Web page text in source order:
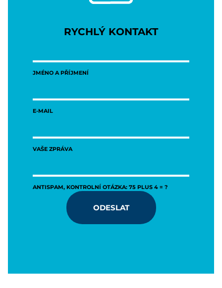
RYCHLÝ KONTAKT
JMÉNO A PŘÍJMENÍ
E-MAIL
VAŠE ZPRÁVA
ANTISPAM, KONTROLNÍ OTÁZKA: 75 PLUS 4 = ?
ODESLAT